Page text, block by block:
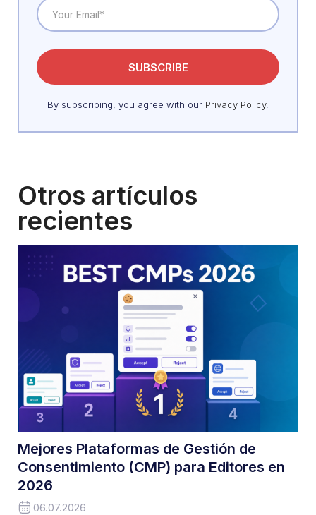
By subscribing, you agree with our Privacy Policy.
Otros artículos
recientes
Mejores Plataformas de Gestión de
Consentimiento (CMP) para Editores en
2026
06.07.2026